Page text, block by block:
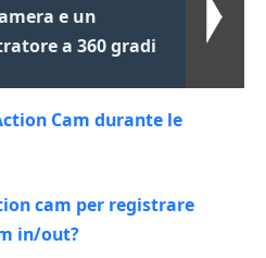
e un
a 360 gradi
Cam durante le
cam per registrare
in/out?